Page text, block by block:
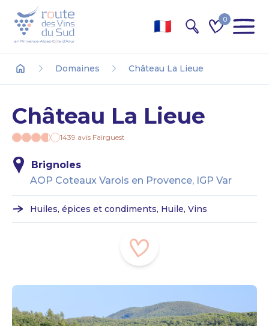
0
Domaines Château La Lieue
Château La Lieue
1439 avis Fairguest
Brignoles
AOP Coteaux Varois en Provence, IGP Var
Huiles, épices et condiments, Huile, Vins